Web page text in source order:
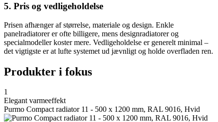
5. Pris og vedligeholdelse
Prisen afhænger af størrelse, materiale og design. Enkle
panelradiatorer er ofte billigere, mens designradiatorer og
specialmodeller koster mere. Vedligeholdelse er generelt minimal –
det vigtigste er at lufte systemet ud jævnligt og holde overfladen ren.
Produkter i fokus
1
Elegant varmeeffekt
Purmo Compact radiator 11 - 500 x 1200 mm, RAL 9016, Hvid